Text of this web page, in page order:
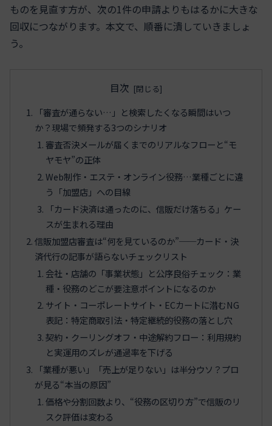
ものを見直す方が、次の1件の申請よりもはるかに大きな
回収につながります。本文で、順番に潰していきましょ
う。
目次
「審査が通らない…」と検索したくなる瞬間はいつ
か？現場で頻発する3つのシナリオ
審査否決メールが届くまでのリアルなフローと“モ
ヤモヤ”の正体
Web制作・エステ・オンライン役務…業種ごとに違
う「加盟店」への目線
「カード決済は通ったのに、信販だけ落ちる」ケー
スが生まれる理由
信販加盟店審査は“何を見ているのか”──カード・決
済代行の記事が語らないチェックリスト
会社・店舗の「事業状態」と公序良俗チェック：業
種・役務のどこが要注意ポイントになるのか
サイト・コーポレートサイト・ECカートに潜むNG
表記：特定商取引法・特定継続的役務の落とし穴
契約・クーリングオフ・中途解約フロー：利用規約
と実運用のズレが通過率を下げる
「業種が悪い」「売上が足りない」は半分ウソ？プロ
が見る“本当の原因”
価格や分割回数より、“役務の区切り方”で信販のリ
スク評価は変わる